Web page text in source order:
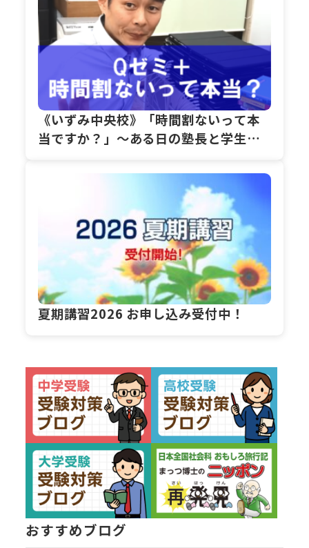
《いずみ中央校》「時間割ないって本
当ですか？」～ある日の塾長と学生講
夏期講習2026 お申し込み受付中！
おすすめブログ